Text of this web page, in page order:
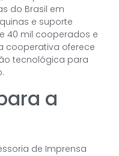
do Brasil em
e suporte
40 mil cooperados e
cooperativa oferece
tecnológica para
a
de Imprensa